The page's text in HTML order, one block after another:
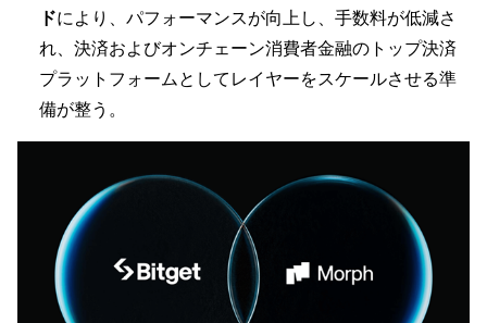
ドにより、パフォーマンスが向上し、手数料が低減さ
れ、決済およびオンチェーン消費者金融のトップ決済
プラットフォームとしてレイヤーをスケールさせる準
備が整う。